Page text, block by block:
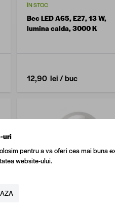
ÎN STOC
Bec LED A65, E27, 13 W,
lumina calda, 3000 K
12,90 lei/ buc
uri
pentru a va oferi cea mai buna
website-ului.